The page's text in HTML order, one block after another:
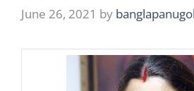
June 26, 2021 by